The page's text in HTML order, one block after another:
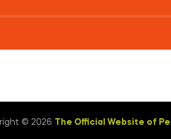
© 2026 The Official Website of